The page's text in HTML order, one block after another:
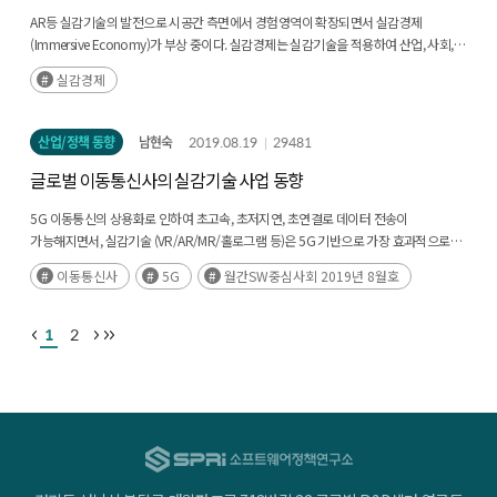
AR등 실감기술의 발전으로 시공간 측면에서 경험영역이 확장되면서 실감경제
(Immersive Economy)가 부상 중이다. 실감경제는 실감기술을 적용하여 산업, 사회,
문화적 가치를 창출하는 경제를 의미한다. 실감기술은 현실중심의 3차원 경험을
지원하여 사용자들은 정보를 보다(후략)
실감경제
산업/정책 동향 남현숙 2019.08.19 29481
글로벌 이동통신사의 실감기술 사업 동향
5G 이동통신의 상용화로 인하여 초고속, 초저지연, 초연결로 데이터 전송이
가능해지면서, 실감기술 (VR/AR/MR/홀로그램 등)은 5G 기반으로 가장 효과적으로
이익을 창출할 수 있는 기술로 부상하고 있다.
이동통신사 5G 월간SW중심사회 2019년 8월호
1 2